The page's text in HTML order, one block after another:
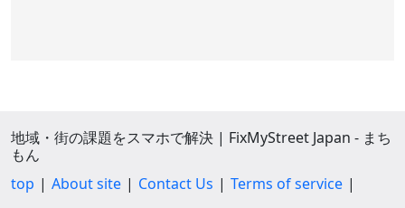
地域・街の課題をスマホで解決 | FixMyStreet Japan - まち
もん
top
About site Contact Us
Terms of service